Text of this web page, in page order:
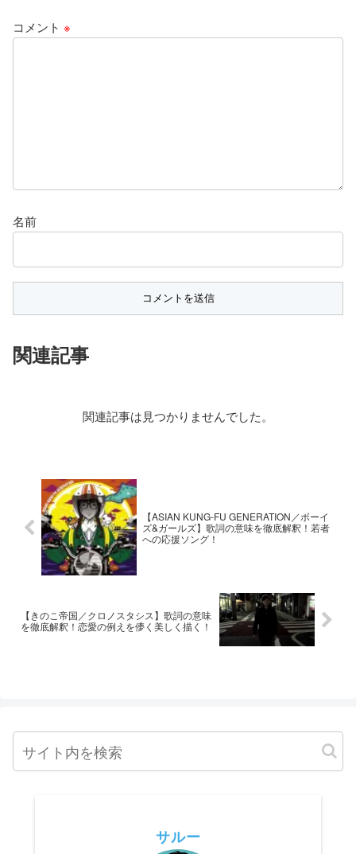
コメント ※
名前
関連記事
関連記事は見つかりませんでした。
【ASIAN KUNG-FU GENERATION／ボーイ
ズ&ガールズ】歌詞の意味を徹底解釈！若者
への応援ソング！
【きのこ帝国／クロノスタシス】歌詞の意味
を徹底解釈！恋愛の例えを儚く美しく描く！
サルー